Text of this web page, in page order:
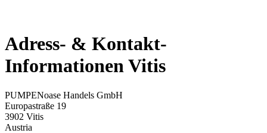
Adress- & Kontakt-
Informationen Vitis
PUMPENoase Handels GmbH
Europastraße 19
3902 Vitis
Austria